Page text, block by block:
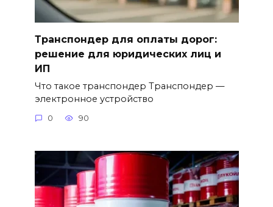
Транспондер для оплаты дорог:
решение для юридических лиц и
ИП
Что такое транспондер Транспондер —
электронное устройство
0 90